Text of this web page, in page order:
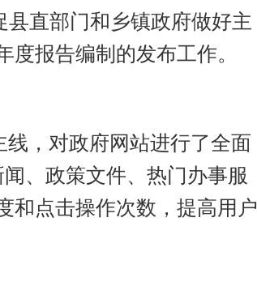
直部门和乡镇政府做好主
报告编制的发布工作。
线，对政府网站进行了全面
、政策文件、热门办事服
和点击操作次数，提高用户